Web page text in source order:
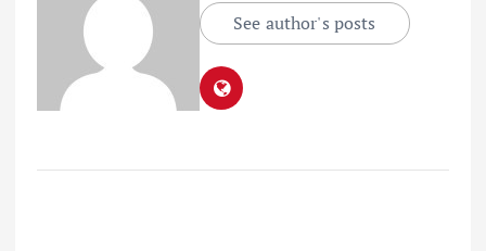
See author's posts